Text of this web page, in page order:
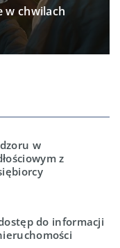
w chwilach
w
z
do informacji